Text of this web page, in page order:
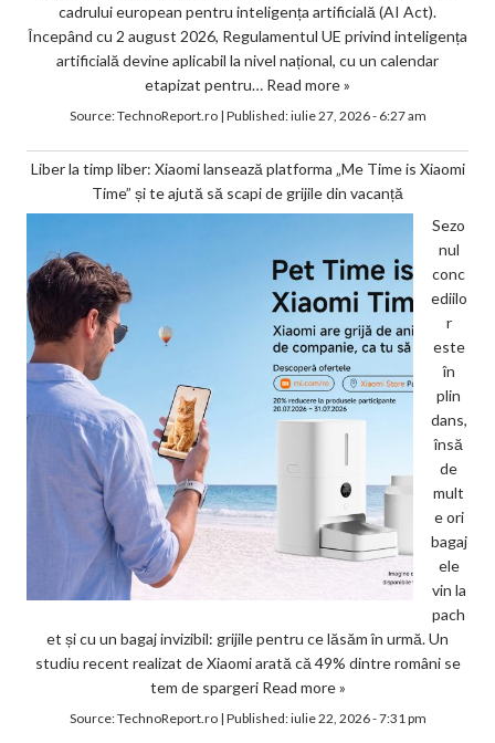
cadrului european pentru inteligența artificială (AI Act).
Începând cu 2 august 2026, Regulamentul UE privind inteligența
artificială devine aplicabil la nivel național, cu un calendar
etapizat pentru… Read more »
Source:TechnoReport.ro| Published:iulie 27, 2026 - 6:27 am
Liber la timp liber: Xiaomi lansează platforma „Me Time is Xiaomi
Time” și te ajută să scapi de grijile din vacanță
Sezo
nul
conc
ediilo
r
este
în
plin
dans,
însă
de
mult
e ori
bagaj
ele
vin la
pach
et și cu un bagaj invizibil: grijile pentru ce lăsăm în urmă. Un
studiu recent realizat de Xiaomi arată că 49% dintre români se
tem de spargeri Read more »
Source:TechnoReport.ro| Published:iulie 22, 2026 - 7:31 pm